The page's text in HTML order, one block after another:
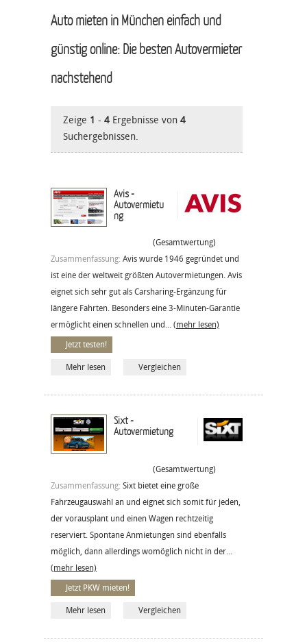
Auto mieten in München einfach und
günstig online: Die besten Autovermieter
nachstehend
Zeige 1 - 4 Ergebnisse von 4
Suchergebnissen.
Avis -
Autovermietu
ng
(Gesamtwertung)
Zusammenfassung: Avis wurde 1946 gegründet und
ist eine der weltweit größten Autovermietungen. Avis
eignet sich sehr gut als Carsharing-Ergänzung für
längere Fahrten. Besonders eine 3-Minuten-Garantie
ermöglicht einen schnellen und... (mehr lesen)
Jetzt testen!
Mehr lesen Vergleichen
Sixt -
Autovermietung
(Gesamtwertung)
Zusammenfassung: Sixt bietet eine große
Fahrzeugauswahl an und eignet sich somit für jeden,
der vorausplant und einen Wagen rechtzeitig
reserviert. Spontane Anmietungen sind ebenfalls
möglich, dann allerdings womöglich nicht in der...
(mehr lesen)
Jetzt PKW mieten!
Mehr lesen Vergleichen